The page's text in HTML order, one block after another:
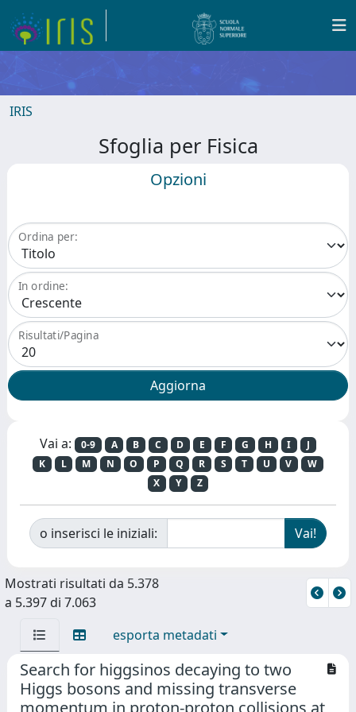
IRIS
Sfoglia per Fisica
Opzioni
Ordina per:
In ordine:
Risultati/Pagina
Vai a: 0-9 A B C D E F G H I
J
K
L M N O P Q R S T U V
W
X
Y Z
o inserisci le iniziali:
Mostrati risultati da 5.378
a 5.397 di 7.063
esporta metadati
Search for higgsinos decaying to two
Higgs bosons and missing transverse
momentum in proton-proton collisions at